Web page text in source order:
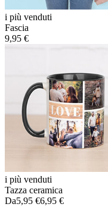
i più venduti
Fascia
9,95 €
i più venduti
Tazza ceramica
Da5,95 €6,95 €